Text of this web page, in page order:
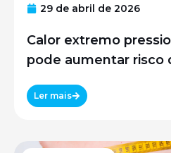
29 de abril de 2026
Calor extremo
pode aumentar risco
Ler mais